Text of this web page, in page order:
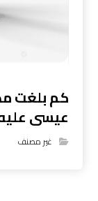
كم بلغت
عيسى
غير مصنف